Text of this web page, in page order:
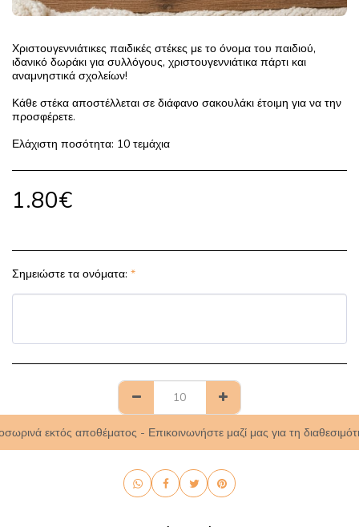
Χριστουγεννιάτικες παιδικές στέκες με το όνομα του παιδιού,
ιδανικό δωράκι για συλλόγους, χριστουγεννιάτικα πάρτι και
αναμνηστικά σχολείων!
Κάθε στέκα αποστέλλεται σε διάφανο σακουλάκι έτοιμη για να την
προσφέρετε.
Ελάχιστη ποσότητα: 10 τεμάχια
1.80€
Σημειώστε τα ονόματα: *
εκτός αποθέματος - Επικοινωνήστε μαζί μας για τη